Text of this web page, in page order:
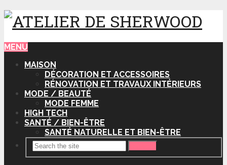
MENU
MAISON
DÉCORATION ET ACCESSOIRES
RÉNOVATION ET TRAVAUX INTÉRIEURS
MODE / BEAUTÉ
MODE FEMME
HIGH TECH
SANTÉ / BIEN-ÊTRE
SANTÉ NATURELLE ET BIEN-ÊTRE